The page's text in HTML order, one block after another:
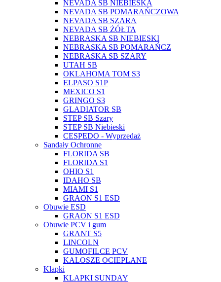
NEVADA SB NIEBIESKA
NEVADA SB POMARAŃCZOWA
NEVADA SB SZARA
NEVADA SB ŻÓŁTA
NEBRASKA SB NIEBIESKI
NEBRASKA SB POMARAŃCZ
NEBRASKA SB SZARY
UTAH SB
OKLAHOMA TOM S3
ELPASO S1P
MEXICO S1
GRINGO S3
GLADIATOR SB
STEP SB Szary
STEP SB Niebieski
CESPEDO - Wyprzedaż
Sandały Ochronne
FLORIDA SB
FLORIDA S1
OHIO S1
IDAHO SB
MIAMI S1
GRAON S1 ESD
Obuwie ESD
GRAON S1 ESD
Obuwie PCV i gum
GRANT S5
LINCOLN
GUMOFILCE PCV
KALOSZE OCIEPLANE
Klapki
KLAPKI SUNDAY